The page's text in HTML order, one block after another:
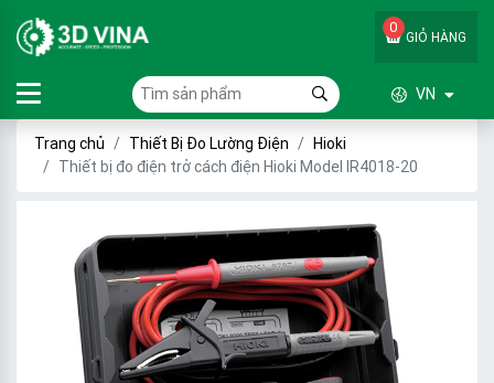
GIỎ HÀNG
0
VN
Trang chủ Thiết Bị Đo Lường Điện
Hioki
Thiết bị đo điện trở cách điện Hioki Model IR4018-20